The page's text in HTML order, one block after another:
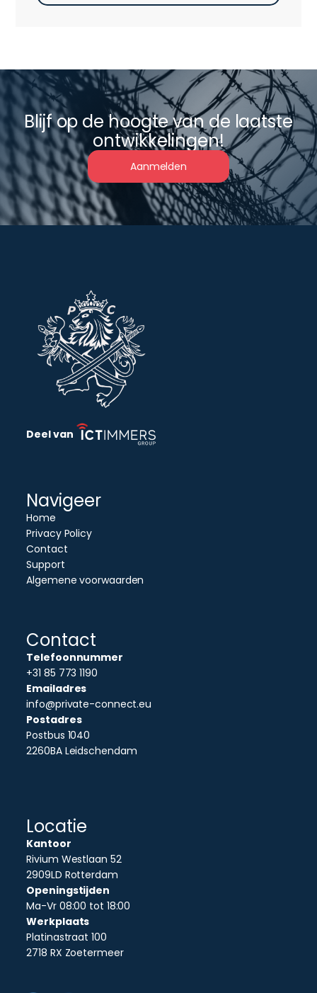
Blijf op de hoogte van de laatste
ontwikkelingen!
Aanmelden
Deel van
Navigeer
Home
Privacy Policy
Contact
Support
Algemene voorwaarden
Contact
Telefoonnummer
+31 85 773 1190
Emailadres
info@private-connect.eu
Postadres
Postbus 1040
2260BA Leidschendam
Locatie
Kantoor
Rivium Westlaan 52
2909LD Rotterdam
Openingstijden
Ma-Vr 08:00 tot 18:00
Werkplaats
Platinastraat 100
2718 RX Zoetermeer